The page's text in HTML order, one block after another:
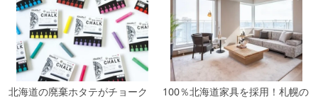
北海道の廃棄ホタテがチョーク
100％北海道家具を採用！札幌の